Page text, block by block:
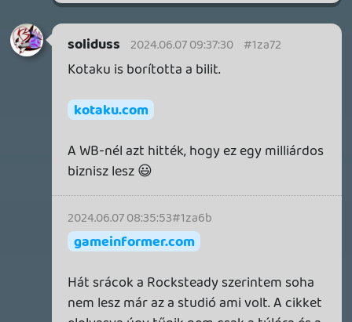
axl- 8 napja 931
Kérdések a szerkesztőkhöz
Érdekes videók
Necroman Mk2- 2026.07.26. 109
soliduss- 2026.07.22.
Grand Theft Auto VI
Steven2951 - 2026.07.22. 95
Battlefield 6